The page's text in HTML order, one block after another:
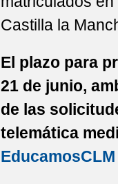
INFORME FINAL
LIBROS DE TEXTO
LIBROS DE TEXTO
LISTA DE LIBROS
CURSO 2024-2025
Castilla la
El plazo para
21 de junio,
de las
telemática
EducamosCLM